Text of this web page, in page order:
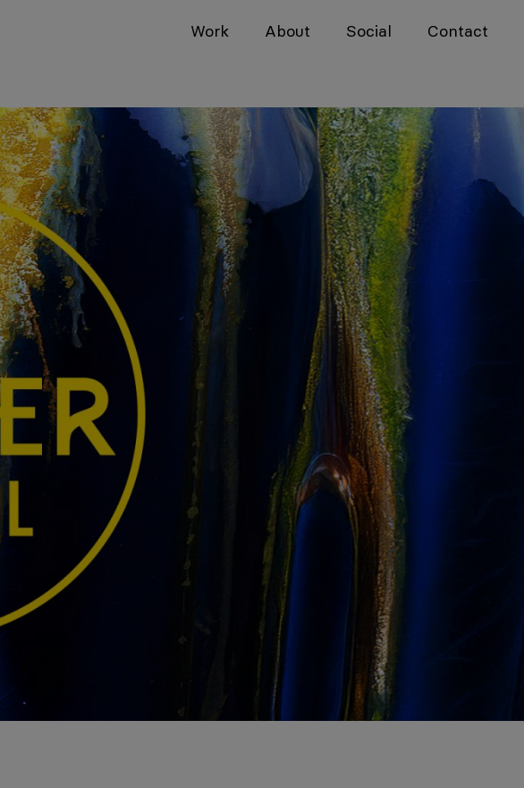
Work About Social Contact